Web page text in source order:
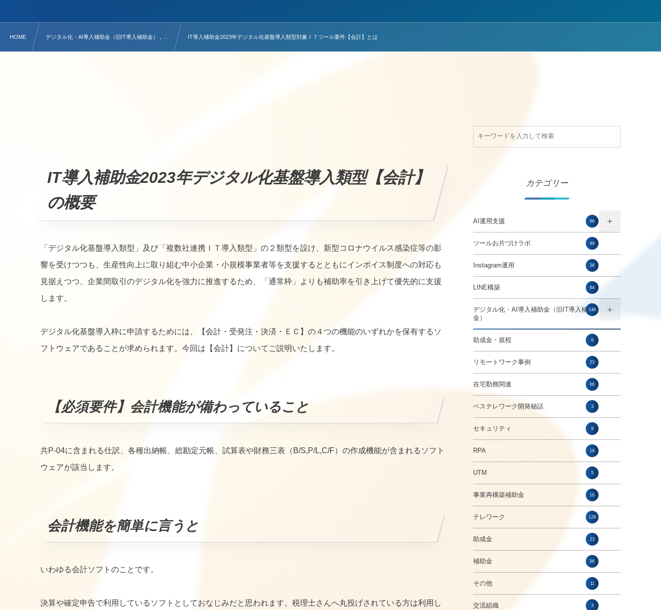
HOME デジタル化・AI導入補助金（旧IT導入補助金） , … IT導入補助金2023年デジタル化基盤導入類型対象ＩＴツール要件【会計】とは
IT導入補助金2023年デジタル化基盤導入類型【会計】
の概要
「デジタル化基盤導入類型」及び「複数社連携ＩＴ導入類型」の２類型を設け、新型コロナウイルス感染症等の影
響を受けつつも、生産性向上に取り組む中小企業・小規模事業者等を支援するとともにインボイス制度への対応も
見据えつつ、企業間取引のデジタル化を強力に推進するため、「通常枠」よりも補助率を引き上げて優先的に支援
します。
デジタル化基盤導入枠に申請するためには、【会計・受発注・決済・ＥＣ】の４つの機能のいずれかを保有するソ
フトウェアであることが求められます。今回は【会計】についてご説明いたします。
【必須要件】会計機能が備わっていること
共P-04に含まれる仕訳、各種出納帳、総勘定元帳、試算表や財務三表（B/S,P/L,C/F）の作成機能が含まれるソフト
ウェアが該当します。
会計機能を簡単に言うと
いわゆる会計ソフトのことです。
決算や確定申告で利用しているソフトとしておなじみだと思われます。税理士さんへ丸投げされている方は利用し
カテゴリー
AI運用支援 66
ツールお片づけラボ 49
Instagram運用 38
LINE構築 64
デジタル化・AI導入補助金（旧IT導入補助
金）
146
助成金・規程 6
リモートワーク事例 23
在宅勤務関連 66
ベステレワーク開発秘話 3
セキュリティ 9
RPA 18
UTM 5
事業再構築補助金 16
テレワーク 129
助成金 23
補助金 96
その他 11
交流組織 3